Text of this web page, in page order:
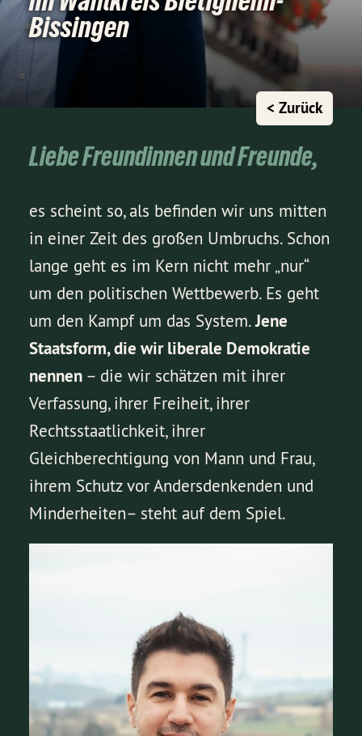
Bissingen
< Zurück
Liebe Freundinnen und Freunde,
es scheint so, als befinden wir uns mitten
in einer Zeit des großen Umbruchs. Schon
lange geht es im Kern nicht mehr „nur“
um den politischen Wettbewerb. Es geht
um den Kampf um das System.Jene
Staatsform, die wir liberale Demokratie
nennen – die wir schätzen mit ihrer
Verfassung, ihrer Freiheit, ihrer
Rechtsstaatlichkeit, ihrer
Gleichberechtigung von Mann und Frau,
ihrem Schutz vor Andersdenkenden und
Minderheiten– steht auf dem Spiel.